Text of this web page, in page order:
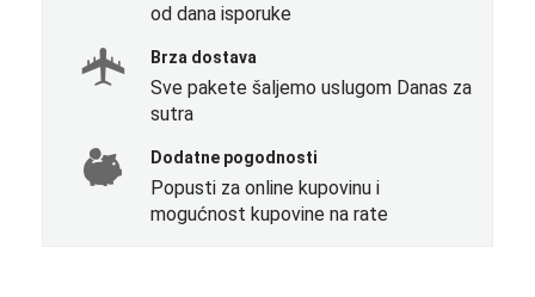
od dana isporuke
Brza dostava
Sve pakete šaljemo uslugom Danas za
sutra
Dodatne pogodnosti
Popusti za online kupovinu i
mogućnost kupovine na rate